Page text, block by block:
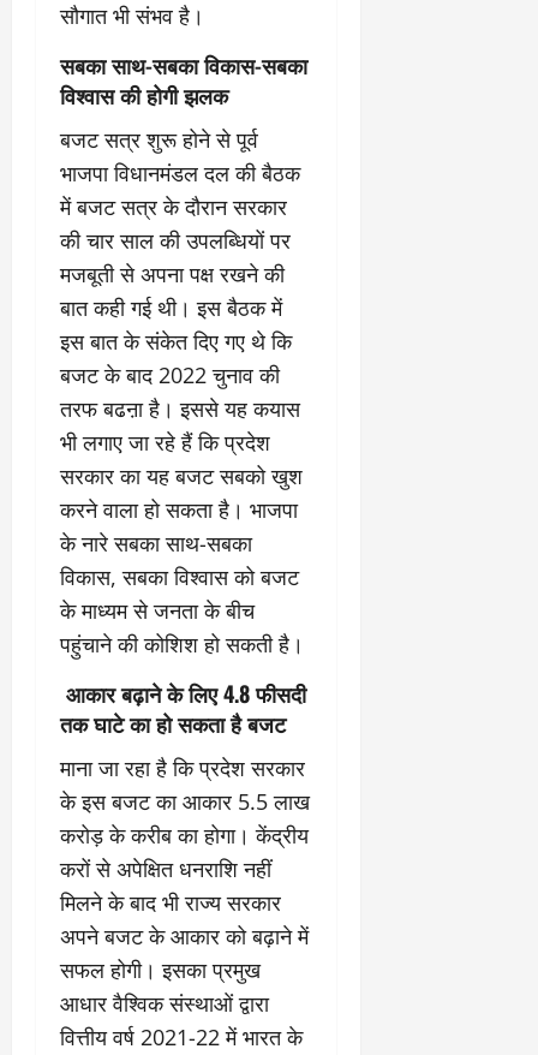
सौगात भी संभव है।
सबका साथ-सबका विकास-सबका
विश्वास की होगी झलक
बजट सत्र शुरू होने से पूर्व
भाजपा विधानमंडल दल की बैठक
में बजट सत्र के दौरान सरकार
की चार साल की उपलब्धियों पर
मजबूती से अपना पक्ष रखने की
बात कही गई थी। इस बैठक में
इस बात के संकेत दिए गए थे कि
बजट के बाद 2022 चुनाव की
तरफ बढऩा है। इससे यह कयास
भी लगाए जा रहे हैं कि प्रदेश
सरकार का यह बजट सबको खुश
करने वाला हो सकता है। भाजपा
के नारे सबका साथ-सबका
विकास, सबका विश्वास को बजट
के माध्यम से जनता के बीच
पहुंचाने की कोशिश हो सकती है।
आकार बढ़ाने के लिए4.8 फीसदी
तक घाटे का हो सकता है बजट
माना जा रहा है कि प्रदेश सरकार
के इस बजट का आकार 5.5 लाख
करोड़ के करीब का होगा। केंद्रीय
करों से अपेक्षित धनराशि नहीं
मिलने के बाद भी राज्य सरकार
अपने बजट के आकार को बढ़ाने में
सफल होगी। इसका प्रमुख
आधार वैश्विक संस्थाओं द्वारा
वित्तीय वर्ष 2021-22 में भारत के